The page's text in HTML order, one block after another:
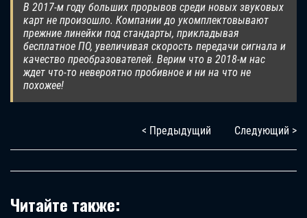
В 2017-м году больших прорывов среди новых звуковых
карт не произошло. Компании до укомплектовывают
прежние линейки под стандарты, прикладывая
бесплатное ПО, увеличивая скорость передачи сигнала и
качество преобразователей. Верим что в 2018-м нас
ждет что-то невероятно пробивное и ни на что не
похожее!
< Предыдущий Следующий >
Читайте также: